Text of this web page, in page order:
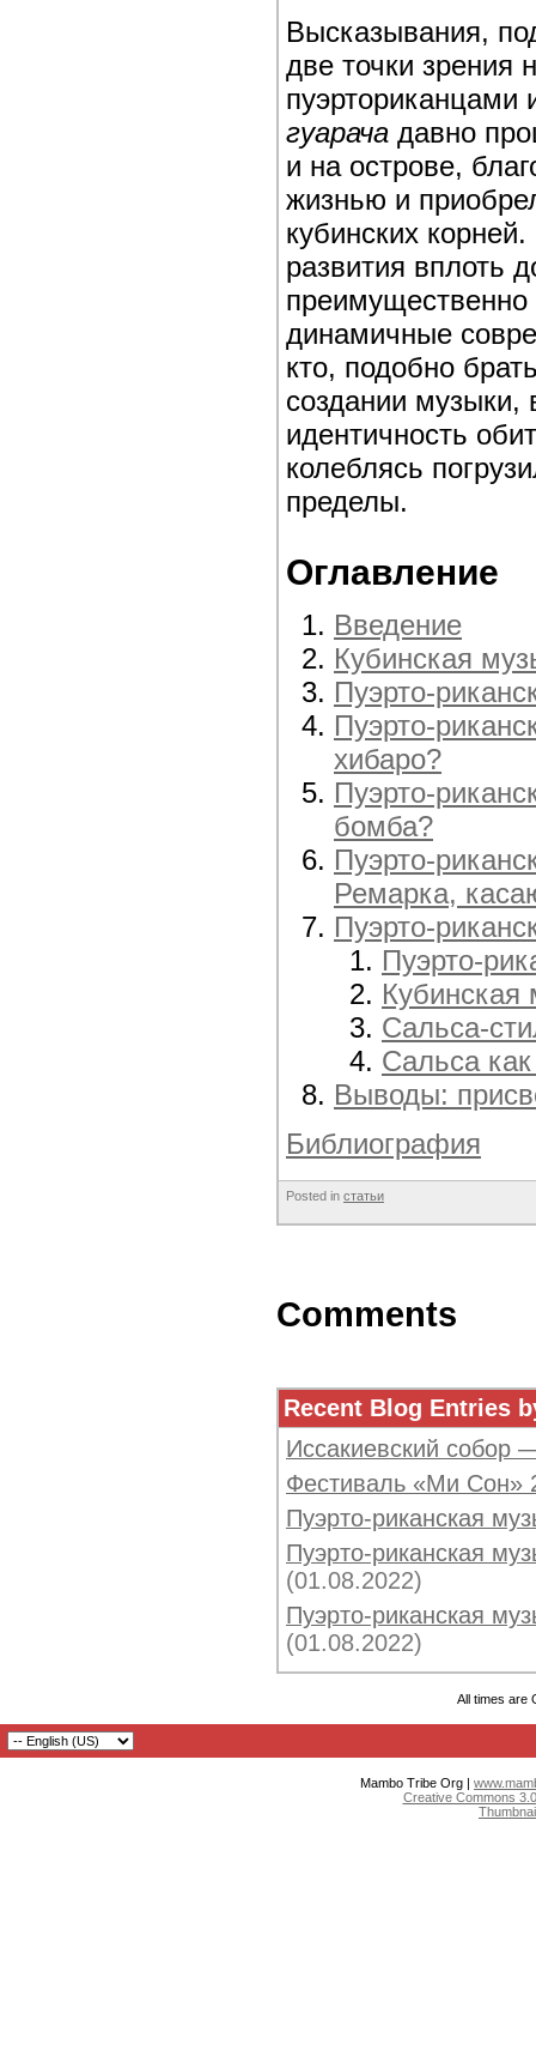
Высказывания,
две точки зрения
гуарача давно
и на острове,
жизнью и
кубинских
развития вплоть
преимущественно
динамичные
кто, подобно
создании
идентичность
колеблясь
пределы.
Оглавление
Введение
Кубинская
Пуэрто-
Пуэрто-
хибаро?
Пуэрто-
бомба?
Пуэрто-
Ремарка,
Пуэрто-
Пуэрто-
Кубинская
Сальса-
Сальса
Выводы:
Библиография
Posted in статьи
Comments
Recent Blog Entries
Иссакиевский собор
Фестиваль «Ми Сон»
Пуэрто-риканская
Пуэрто-риканская
(01.08.2022)
Пуэрто-риканская
(01.08.2022)
All times are
Mambo Tribe Org |
Creative Commons